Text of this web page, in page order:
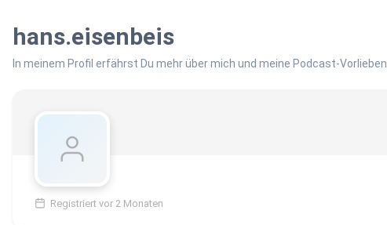
hans.eisenbeis
In meinem Profil erfährst Du mehr über mich und meine Podcast-Vorlieben.
Registriert vor 2 Monaten